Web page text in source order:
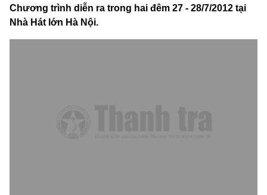
Chương trình diễn ra trong hai đêm 27 - 28/7/2012 tại
Nhà Hát lớn Hà Nội.